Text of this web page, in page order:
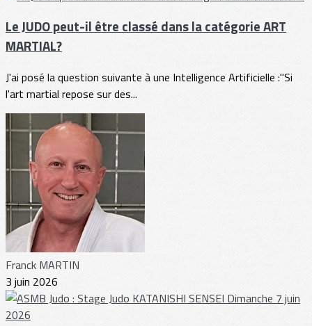
Le JUDO peut-il être classé dans la catégorie ART
MARTIAL?
J'ai posé la question suivante à une Intelligence Artificielle :"Si
l'art martial repose sur des...
Franck MARTIN
3 juin 2026